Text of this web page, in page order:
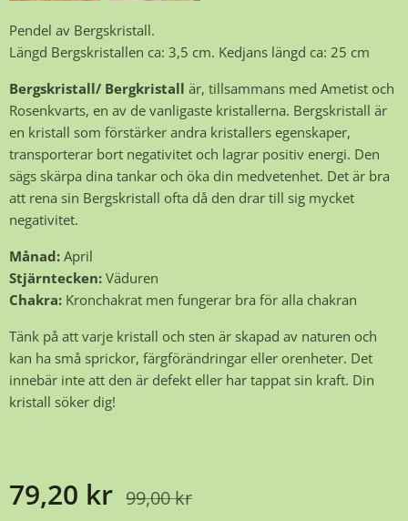
Pendel av Bergskristall.
Längd Bergskristallen ca: 3,5 cm. Kedjans längd ca: 25 cm
Bergskristall/ Bergkristall är, tillsammans med Ametist och
Rosenkvarts, en av de vanligaste kristallerna. Bergskristall är
en kristall som förstärker andra kristallers egenskaper,
transporterar bort negativitet och lagrar positiv energi. Den
sägs skärpa dina tankar och öka din medvetenhet. Det är bra
att rena sin Bergskristall ofta då den drar till sig mycket
negativitet.
Månad: April
Stjärntecken: Väduren
Chakra: Kronchakrat men fungerar bra för alla chakran
Tänk på att varje kristall och sten är skapad av naturen och
kan ha små sprickor, färgförändringar eller orenheter. Det
innebär inte att den är defekt eller har tappat sin kraft. Din
kristall söker dig!
79,20 kr 99,00kr